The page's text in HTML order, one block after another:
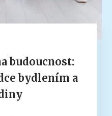
budoucnost:
bydlením a